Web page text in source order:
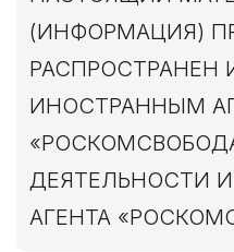
(ИНФОРМАЦИЯ)
РАСПРОСТРАНЕН
ИНОСТРАННЫМ
ДЕЯТЕЛЬНОСТИ
АГЕНТА